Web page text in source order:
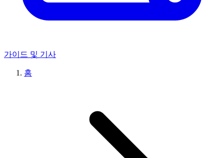
가이드 및 기사
홈